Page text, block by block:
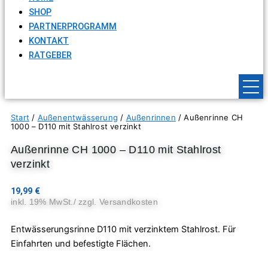
SHOP
PARTNERPROGRAMM
KONTAKT
RATGEBER
Start / Außenentwässerung / Außenrinnen / Außenrinne CH
1000 – D110 mit Stahlrost verzinkt
Außenrinne CH 1000 – D110 mit Stahlrost
verzinkt
19,99 €
inkl. 19% MwSt./ zzgl. Versandkosten
Entwässerungsrinne D110 mit verzinktem Stahlrost. Für
Einfahrten und befestigte Flächen.